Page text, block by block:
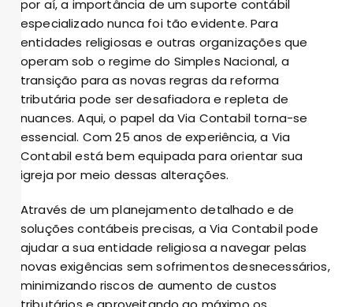
por aí, a importância de um suporte contábil
especializado nunca foi tão evidente. Para
entidades religiosas e outras organizações que
operam sob o regime do Simples Nacional, a
transição para as novas regras da reforma
tributária pode ser desafiadora e repleta de
nuances. Aqui, o papel da Via Contabil torna-se
essencial. Com 25 anos de experiência, a Via
Contabil está bem equipada para orientar sua
igreja por meio dessas alterações.
Através de um planejamento detalhado e de
soluções contábeis precisas, a Via Contabil pode
ajudar a sua entidade religiosa a navegar pelas
novas exigências sem sofrimentos desnecessários,
minimizando riscos de aumento de custos